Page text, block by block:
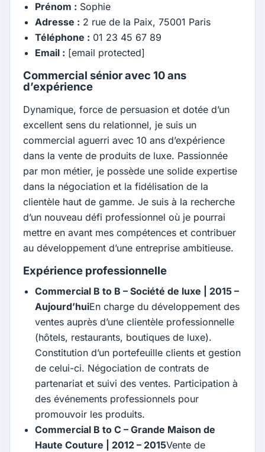
Prénom : Sophie
Adresse : 2 rue de la Paix, 75001 Paris
Téléphone : 01 23 45 67 89
Email : [email protected]
Commercial sénior avec 10 ans
d’expérience
Dynamique, force de persuasion et dotée d’un
excellent sens du relationnel, je suis un
commercial aguerri avec 10 ans d’expérience
dans la vente de produits de luxe. Passionnée
par mon métier, je possède une solide expertise
dans la négociation et la fidélisation de la
clientèle haut de gamme. Je suis à la recherche
d’un nouveau défi professionnel où je pourrai
mettre en avant mes compétences et contribuer
au développement d’une entreprise ambitieuse.
Expérience professionnelle
Commercial B to B – Société de luxe | 2015 –
Aujourd’huiEn charge du développement des
ventes auprès d’une clientèle professionnelle
(hôtels, restaurants, boutiques de luxe).
Constitution d’un portefeuille clients et gestion
de celui-ci. Négociation de contrats de
partenariat et suivi des ventes. Participation à
des événements professionnels pour
promouvoir les produits.
Commercial B to C – Grande Maison de
Haute Couture | 2012 – 2015Vente de